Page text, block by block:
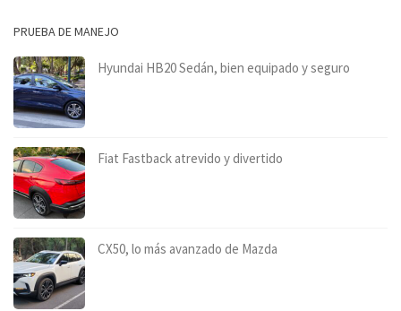
PRUEBA DE MANEJO
Hyundai HB20 Sedán, bien equipado y seguro
Fiat Fastback atrevido y divertido
CX50, lo más avanzado de Mazda